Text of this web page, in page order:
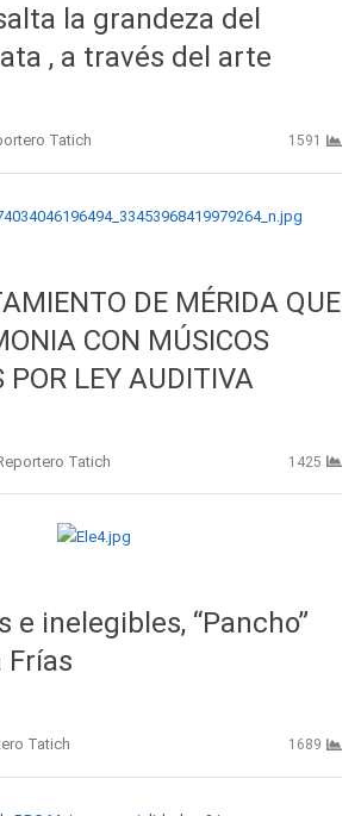
la grandeza del
, a través del arte
Tatich 1591
DE MÉRIDA QUE
CON MÚSICOS
POR LEY AUDITIVA
Tatich 1425
e inelegibles, “Pancho”
Frías
Tatich 1689